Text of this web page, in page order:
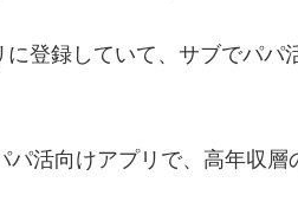
登録していて、サブでパ
パ活向けアプリで、高年収